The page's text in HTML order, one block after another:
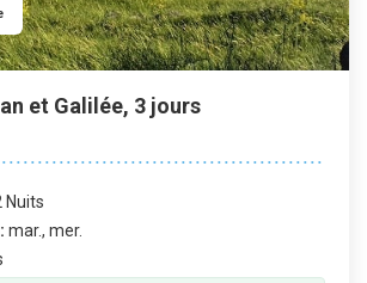
et Galilée, 3 jours
Nuits
mar., mer.